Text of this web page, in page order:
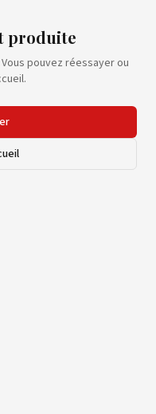
produite
pouvez réessayer ou